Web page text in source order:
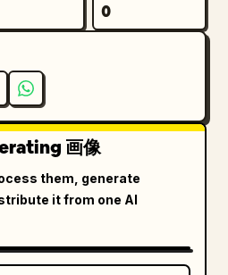
0
画像
them, generate
it from one AI